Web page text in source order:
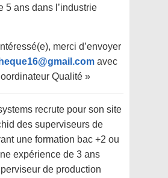
5 ans dans l’industrie
merci d’envoyer
avec
Qualité »
recrute pour son site
des superviseurs de
une formation bac +2 ou
expérience de 3 ans
de production